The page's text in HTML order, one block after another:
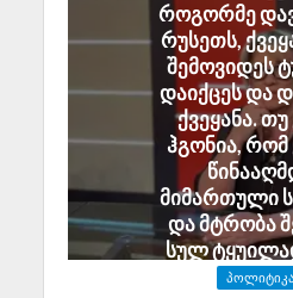
როგორმე
რუსეთს,
შემოვიდეს
დაიქცეს და
ქვეყანა. თუ
ჰგონია, რომ
მიმართული
და მტრობა
სულ
გამოძიება
ᲞᲝᲚᲘᲢᲘᲙᲐ